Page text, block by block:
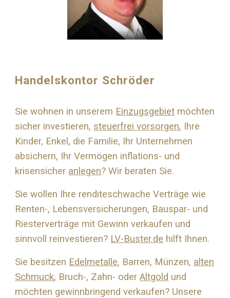
Handelskontor Schröder
Sie wohnen in unserem Einzugsgebiet möchten
sicher investieren, steuerfrei vorsorgen, Ihre
Kinder, Enkel, die Familie, Ihr Unternehmen
absichern, Ihr Vermögen inflations- und
krisensicher anlegen? Wir beraten Sie.
Sie wollen Ihre renditeschwache Verträge wie
Renten-, Lebensversicherungen, Bauspar- und
Riesterverträge mit Gewinn verkaufen und
sinnvoll reinvestieren? LV-Buster.de hilft Ihnen.
Sie besitzen Edelmetalle, Barren, Münzen, alten
Schmuck, Bruch-, Zahn- oderAltgold und
möchten gewinnbringend verkaufen? Unsere